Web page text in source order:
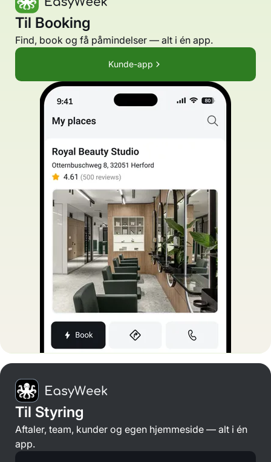
Til Booking
Find, book og få påmindelser — alt i én app.
Kunde-app
Til Styring
Aftaler, team, kunder og egen hjemmeside — alt i én
app.